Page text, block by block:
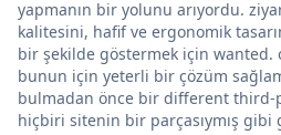
yapmanın bir yolunu arıyordu.
kalitesini, hafif ve ergonomik
bir şekilde göstermek için wanted.
bunun için yeterli bir çözüm
bulmadan önce bir different third-
hiçbiri sitenin bir parçasıymış